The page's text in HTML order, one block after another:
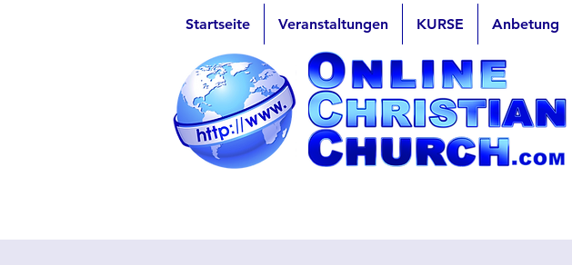
Startseite Veranstaltungen KURSE Anbetung